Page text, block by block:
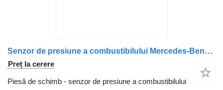
Senzor de presiune a combustibilului Mercedes-Benz Senzor de presiune combustibil Mercedes-Benz – ADZ-SML-20, 4-I A9575420318 pentru camion
Preț la cerere
Piesă de schimb - senzor de presiune a combustibilului